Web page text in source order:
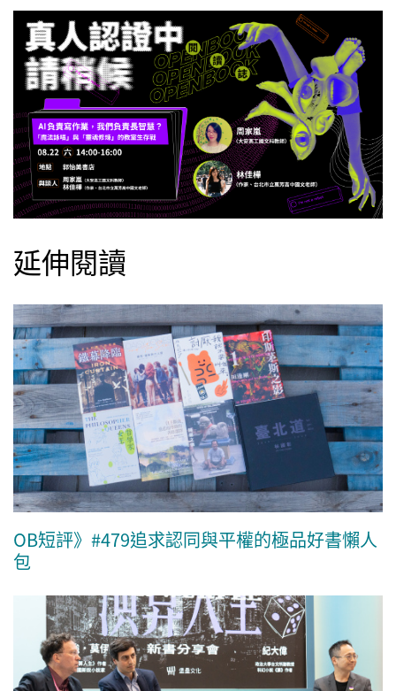
延伸閱讀
OB短評》#479追求認同與平權的極品好書懶人
包